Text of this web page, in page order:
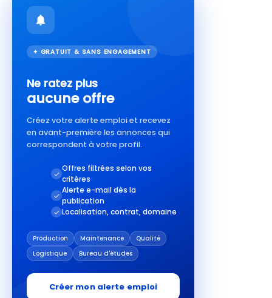
✦ GRATUIT & SANS ENGAGEMENT
Ne ratez plus
aucune offre
Créez votre alerte emploi et recevez
en avant-première les annonces qui
correspondent à votre profil.
Offres filtrées selon vos
critères
Alerte e-mail dès la
publication
Localisation, contrat, domaine
Production Maintenance
Qualité
Logistique
Bureau d'études
Créer mon alerte emploi